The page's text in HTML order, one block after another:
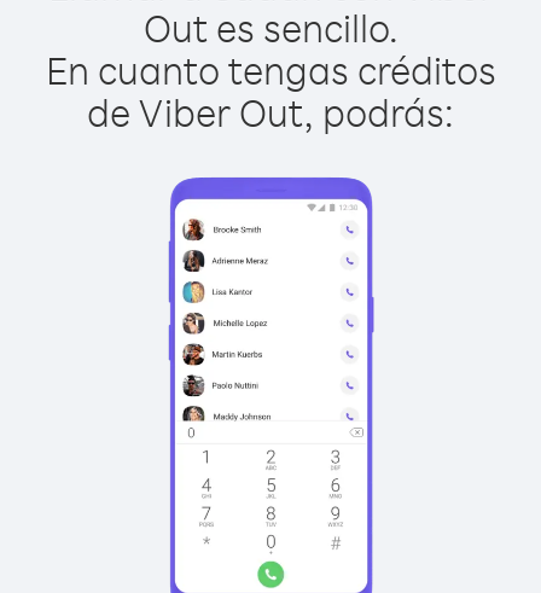
Out es sencillo.
En cuanto tengas créditos
de Viber Out, podrás: